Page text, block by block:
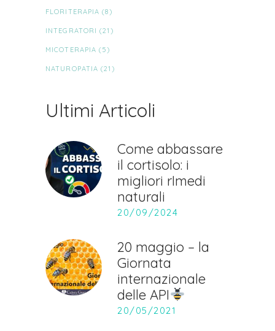
FLORITERAPIA (8)
INTEGRATORI (21)
MICOTERAPIA (5)
NATUROPATIA (21)
Ultimi Articoli
Come abbassare
il cortisolo: i
migliori rImedi
naturali
20/09/2024
20 maggio – la
Giornata
internazionale
delle API
20/05/2021